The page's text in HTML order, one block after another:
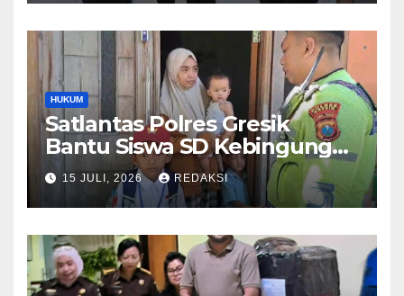
Pelayanan Presisi
HUKUM
Satlantas Polres Gresik
Bantu Siswa SD Kebingungan
Saat Pulang Sekolah,
Langsung Diantar ke Rumah
Orang Tua Lega
15 JULI, 2026 REDAKSI